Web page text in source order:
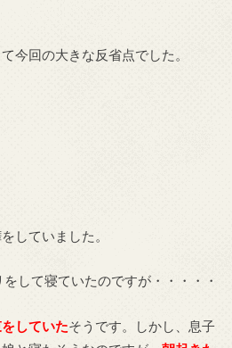
今回の大きな反省点でした。
していました。
して寝ていたのですが・・・・・
していたそうです。しかし、息子